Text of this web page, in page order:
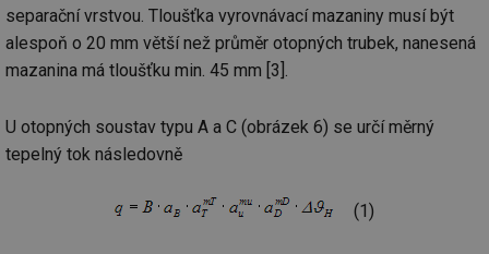
separační vrstvou. Tloušťka vyrovnávací mazaniny musí být
alespoň o 20 mm větší než průměr otopných trubek, nanesená
mazanina má tloušťku min. 45 mm [3].
U otopných soustav typu A a C (obrázek 6) se určí měrný
tepelný tok následovně
(1)